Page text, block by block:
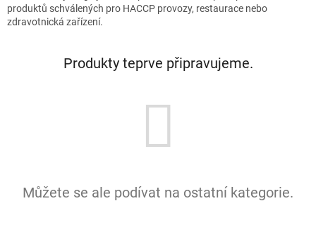
produktů schválených pro HACCP provozy, restaurace nebo
zdravotnická zařízení.
Produkty teprve připravujeme.
Můžete se ale podívat na ostatní kategorie.